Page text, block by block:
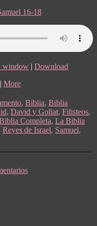
16-18
window | Download
| More
, Biblia, Biblia
, David y Goliat, Filisteos,
Completa, La Biblia
Reyes de Israel, Samuel,